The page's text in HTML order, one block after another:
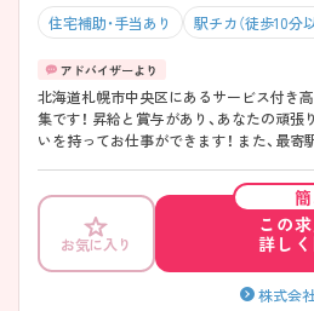
住宅補助・手当あり 駅チカ（徒歩10分
北海道札幌市中央区にあるサービス付き
集です！ 昇給と賞与があり、あなたの頑
いを持ってお仕事ができます！ また、最
接ポイントをお伝えしますので、お気軽
お気に入り
簡
この
詳し
株式会